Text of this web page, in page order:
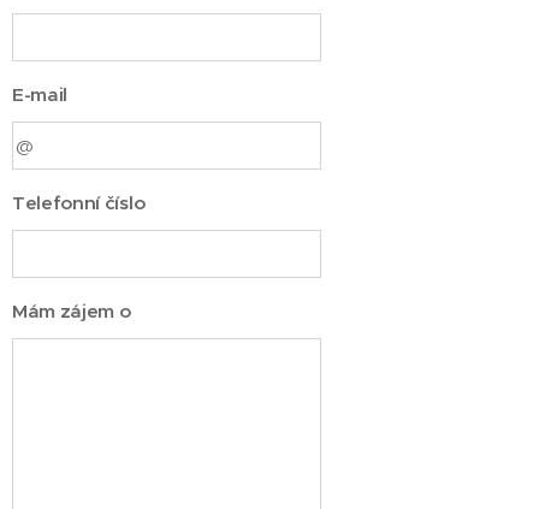
E-mail
Telefonní číslo
Mám zájem o